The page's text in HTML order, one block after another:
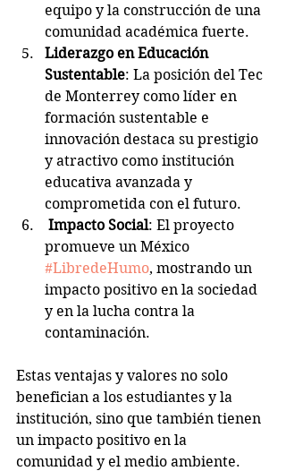
equipo y la construcción de una
comunidad académica fuerte.
Liderazgo en Educación
Sustentable: La posición del Tec
de Monterrey como líder en
formación sustentable e
innovación destaca su prestigio
y atractivo como institución
educativa avanzada y
comprometida con el futuro.
Impacto Social: El proyecto
promueve un México
#LibredeHumo, mostrando un
impacto positivo en la sociedad
y en la lucha contra la
contaminación.
Estas ventajas y valores no solo
benefician a los estudiantes y la
institución, sino que también tienen
un impacto positivo en la
comunidad y el medio ambiente.